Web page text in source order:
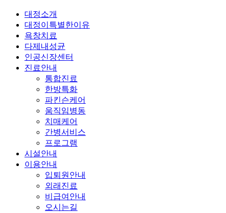
대정소개
대정이특별한이유
욕창치료
다제내성균
인공신장센터
진료안내
통합진료
한방특화
파킨슨케어
움직임병동
치매케어
간병서비스
프로그램
시설안내
이용안내
입퇴원안내
외래진료
비급여안내
오시는길